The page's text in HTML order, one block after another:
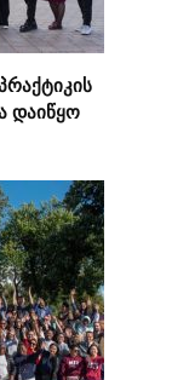
დაიწყო